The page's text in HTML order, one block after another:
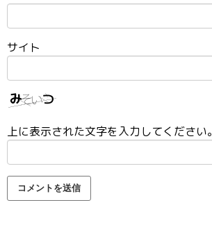
サイト
上に表示された文字を入力してください。